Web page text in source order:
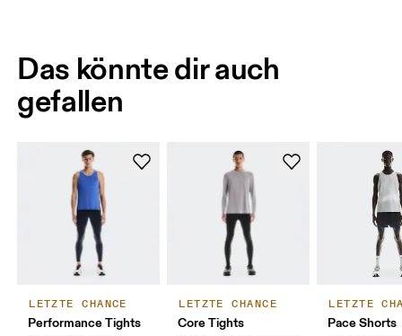
Das könnte dir auch
gefallen
LETZTE CHANCE
Performance Tights
LETZTE CHANCE
Core Tights
LETZTE
Pace Shorts